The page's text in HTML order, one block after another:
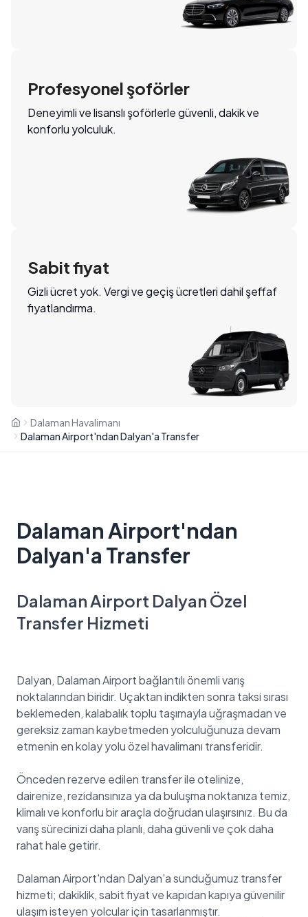
Profesyonel şoförler
Deneyimli ve lisanslı şoförlerle güvenli, dakik ve
konforlu yolculuk.
Sabit fiyat
Gizli ücret yok. Vergi ve geçiş ücretleri dahil şeffaf
fiyatlandırma.
Dalaman Havalimanı
Dalaman Airport'ndan Dalyan'a Transfer
Dalaman Airport'ndan
Dalyan'a Transfer
Dalaman Airport Dalyan Özel
Transfer Hizmeti
Dalyan, Dalaman Airport bağlantılı önemli varış
noktalarından biridir. Uçaktan indikten sonra taksi sırası
beklemeden, kalabalık toplu taşımayla uğraşmadan ve
gereksiz zaman kaybetmeden yolculuğunuza devam
etmenin en kolay yolu özel havalimanı transferidir.
Önceden rezerve edilen transfer ile otelinize,
dairenize, rezidansınıza ya da buluşma noktanıza temiz,
klimalı ve konforlu bir araçla doğrudan ulaşırsınız. Bu da
varış sürecinizi daha planlı, daha güvenli ve çok daha
rahat hale getirir.
Dalaman Airport'ndan Dalyan'a sunduğumuz transfer
hizmeti; dakiklik, sabit fiyat ve kapıdan kapıya güvenilir